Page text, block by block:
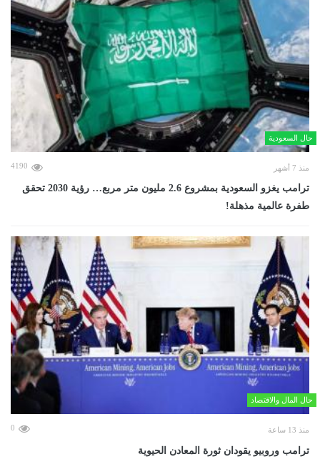
حال السعودية
منذ 7 أشهر 4190
ترامب يغزو السعودية بمشروع 2.6 مليون متر مربع… رؤية 2030 تحقق
طفرة عالمية مذهلة!
حال المال والاقتصاد
منذ 13 ساعة 0
ترامب وروبيو يقودان ثورة المعادن الحيوية